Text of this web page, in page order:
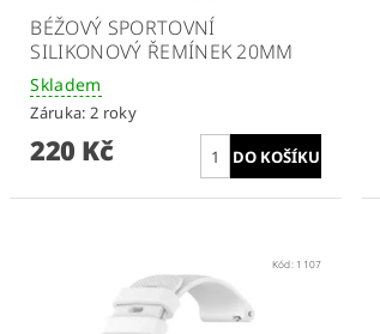
BÉŽOVÝ SPORTOVNÍ
SILIKONOVÝ ŘEMÍNEK 20MM
Skladem
Záruka: 2 roky
220 Kč
Kód: 1107